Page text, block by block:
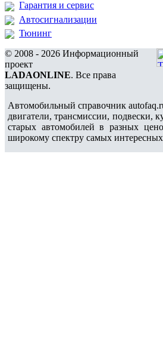
Гарантия и сервис
Автосигнализации
Тюнинг
© 2008 - 2026 Информационный
проект
LADAONLINE. Все права
защищены.
Автомобильный справочник
двигатели, трансмиссии,
старых автомобилей в разных
широкому спектру самых